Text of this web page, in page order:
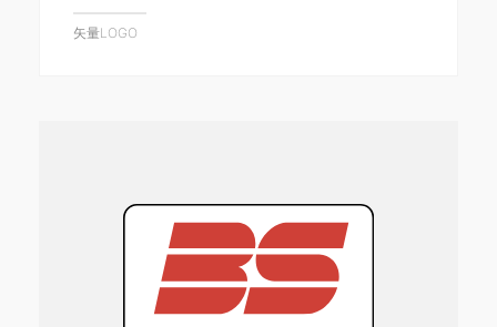
矢量LOGO